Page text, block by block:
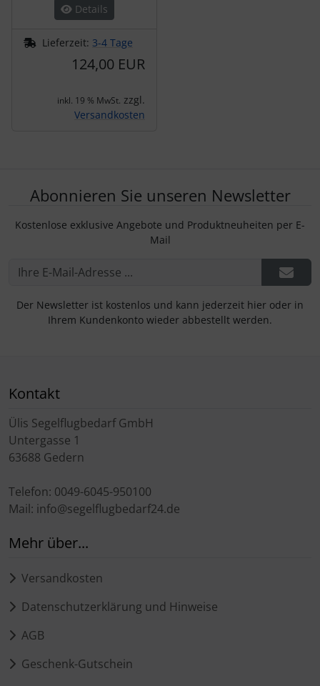
Details
Lieferzeit: 3-4 Tage
124,00 EUR
inkl. 19 % MwSt. zzgl.
Versandkosten
Abonnieren Sie unseren Newsletter
Kostenlose exklusive Angebote und Produktneuheiten per E-
Mail
Der Newsletter ist kostenlos und kann jederzeit hier oder in
Ihrem Kundenkonto wieder abbestellt werden.
Kontakt
Ülis Segelflugbedarf GmbH
Untergasse 1
63688 Gedern
Telefon: 0049-6045-950100
Mail: info@segelflugbedarf24.de
Mehr über...
Versandkosten
Datenschutzerklärung und Hinweise
AGB
Geschenk-Gutschein